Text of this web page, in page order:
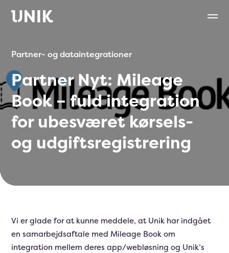
Partner- og dataintegrationer
Partner Nyt: Mileage
Book – fuld integration
for ubesværet kørsels-
og udgiftsregistrering
Vi er glade for at kunne meddele, at Unik har indgået
en samarbejdsaftale med Mileage Book om
integration mellem deres app/webløsning og Unik’s